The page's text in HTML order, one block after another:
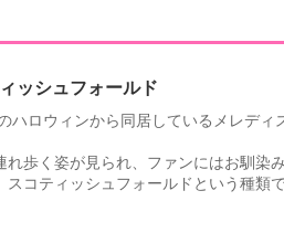
ッシュフォールド
ハロウィンから同居しているメレディ
れ歩く姿が見られ、ファンにはお馴染
スコティッシュフォールドという種類で